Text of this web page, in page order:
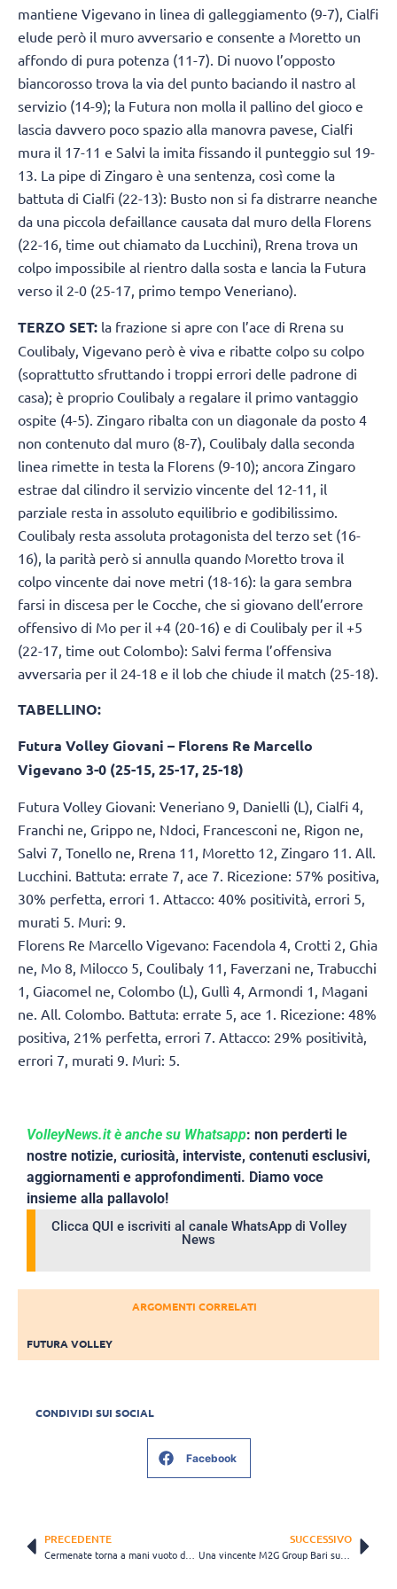
mantiene Vigevano in linea di galleggiamento (9-7), Cialfi
elude però il muro avversario e consente a Moretto un
affondo di pura potenza (11-7). Di nuovo l’opposto
biancorosso trova la via del punto baciando il nastro al
servizio (14-9); la Futura non molla il pallino del gioco e
lascia davvero poco spazio alla manovra pavese, Cialfi
mura il 17-11 e Salvi la imita fissando il punteggio sul 19-
13. La pipe di Zingaro è una sentenza, così come la
battuta di Cialfi (22-13): Busto non si fa distrarre neanche
da una piccola defaillance causata dal muro della Florens
(22-16, time out chiamato da Lucchini), Rrena trova un
colpo impossibile al rientro dalla sosta e lancia la Futura
verso il 2-0 (25-17, primo tempo Veneriano).
TERZO SET: la frazione si apre con l’ace di Rrena su
Coulibaly, Vigevano però è viva e ribatte colpo su colpo
(soprattutto sfruttando i troppi errori delle padrone di
casa); è proprio Coulibaly a regalare il primo vantaggio
ospite (4-5). Zingaro ribalta con un diagonale da posto 4
non contenuto dal muro (8-7), Coulibaly dalla seconda
linea rimette in testa la Florens (9-10); ancora Zingaro
estrae dal cilindro il servizio vincente del 12-11, il
parziale resta in assoluto equilibrio e godibilissimo.
Coulibaly resta assoluta protagonista del terzo set (16-
16), la parità però si annulla quando Moretto trova il
colpo vincente dai nove metri (18-16): la gara sembra
farsi in discesa per le Cocche, che si giovano dell’errore
offensivo di Mo per il +4 (20-16) e di Coulibaly per il +5
(22-17, time out Colombo): Salvi ferma l’offensiva
avversaria per il 24-18 e il lob che chiude il match (25-18).
TABELLINO:
Futura Volley Giovani – Florens Re Marcello
Vigevano 3-0 (25-15, 25-17, 25-18)
Futura Volley Giovani: Veneriano 9, Danielli (L), Cialfi 4,
Franchi ne, Grippo ne, Ndoci, Francesconi ne, Rigon ne,
Salvi 7, Tonello ne, Rrena 11, Moretto 12, Zingaro 11. All.
Lucchini. Battuta: errate 7, ace 7. Ricezione: 57% positiva,
30% perfetta, errori 1. Attacco: 40% positività, errori 5,
murati 5. Muri: 9.
Florens Re Marcello Vigevano: Facendola 4, Crotti 2, Ghia
ne, Mo 8, Milocco 5, Coulibaly 11, Faverzani ne, Trabucchi
1, Giacomel ne, Colombo (L), Gullì 4, Armondi 1, Magani
ne. All. Colombo. Battuta: errate 5, ace 1. Ricezione: 48%
positiva, 21% perfetta, errori 7. Attacco: 29% positività,
errori 7, murati 9. Muri: 5.
VolleyNews.it è anche su Whatsapp: non perderti le
nostre notizie, curiosità, interviste, contenuti esclusivi,
aggiornamenti e approfondimenti. Diamo voce
insieme alla pallavolo!
Clicca QUI e iscriviti al canale WhatsApp di Volley
News
ARGOMENTI CORRELATI
FUTURA VOLLEY
CONDIVIDI SUI SOCIAL
Facebook
PRECEDENTE SUCCESSIVO
Una vincente M2G Group Bari supera per 3-1 Monteluce